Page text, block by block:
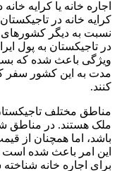
اجاره خانه یا کرایه
کرایه خانه در
نسبت به دیگر کشورهای
در تاجیکستان به پول
ویژگی باعث شده که
مدت به این کشور سفر
کنند.
مناطق مختلف
ملک هستند. در مناطق
باشد، اما همچنان از
این امر باعث شده است
برای اجاره خانه